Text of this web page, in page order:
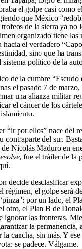
el golpe casi como
que México
de la sierra ya no
organizado tiene las
hacia el verdadero
sino que ha
sistema político de la
de la cumbre “Escudo
el pasado 7 de
una alianza militar
el cáncer de los
“ir por ellos” nace del
contraparte del sur.
Nicolás Maduro en
, fue el tráiler de la
decide desclasificar
régimen, el golpe será
por un lado, el
otro, el Plan B de
ignorar las fronteras.
la permanencia,
la cancha, sin más. Y
se padece. Válgame.